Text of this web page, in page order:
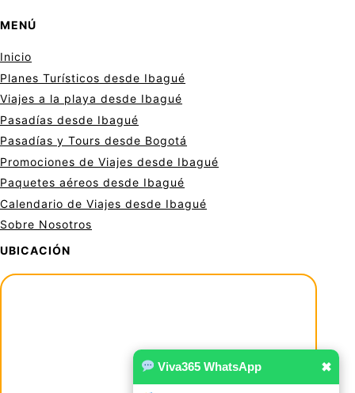
Viva365 WhatsApp ✖
MENÚ
Inicio
Planes Turísticos desde Ibagué
Viajes a la playa desde Ibagué
Pasadías desde Ibagué
Pasadías y Tours desde Bogotá
Promociones de Viajes desde Ibagué
Paquetes aéreos desde Ibagué
Calendario de Viajes desde Ibagué
Sobre Nosotros
UBICACIÓN